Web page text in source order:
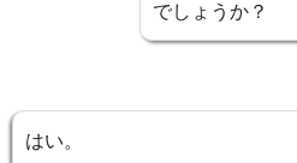
でしょうか？
はい。